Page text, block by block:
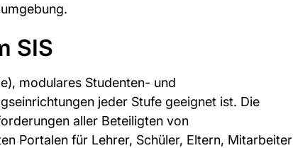
SIS
modulares Studenten- und
jeder Stufe geeignet ist. Die
aller Beteiligten von
Portalen für Lehrer, Schüler, Eltern, Mitarbeiter